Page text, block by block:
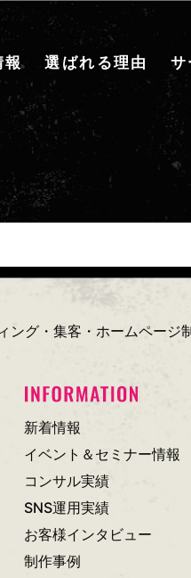
報 選ばれる理由 サ
グ・集客・ホームページ
新着情報
イベント＆セミナー情報
コンサル実績
SNS運用実績
お客様インタビュー
制作事例